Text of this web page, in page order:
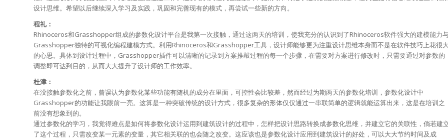
设计思维。希望以后继续深入学习及实践，巩固和完善现有的模式，再尝试一些新的方向。
程礼：
Rhinoceros和Grasshopper组成的参数化设计平台是我第一次接触，通过这两天的培训，使我充分的认识到了Rhinoceros软件强大的建模能力
Grasshopper独特的可视化编程建模方式。利用Rhinoceros和Grasshopper工具，设计师能够更为注重设计思维本身而不是在软件技巧上花很
的心思。具体到设计过程中，Grasshopper插件可以清晰的记录到方案推敲过程的每一个步骤，在需要对方案进行修改时，只需要通过对参数的
调整即可达到目的，从而大大提升了设计师的工作效率。
杜津：
在没接触参数化之前，曾误认为参数化某些功能有随机的成分在里面，可控性会比较差，然而经过为期两天的参数化培训，参数化设计中
Grasshopper的功能让我眼前一亮。这算是一种突破传统的设计方式，很多复杂的形体仅仅通过一串联简单的逻辑就能运算出来，这是在培训之
前没有想象到的。
通过参数化的学习，我觉得难点是如何将参数化设计运用到建筑设计的过程中，怎样把设计思路转换成参数化思维，并建立它的关联性，倘若建
了这个过程，只需改变某一元素的变量，其它相关联的也会随之改变。这应该也是参数化设计应用到建筑设计的好处，可以大大节约时间及成